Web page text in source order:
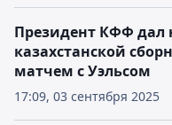
17:09, 03 сентября 2025
Президент КФФ дал
казахстанской
матчем с Уэльсом